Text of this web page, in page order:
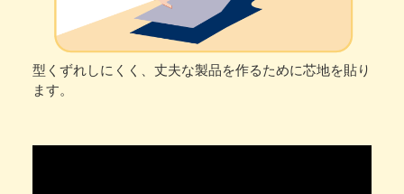
型くずれしにくく、丈夫な製品を作るために芯地を貼り
ます。